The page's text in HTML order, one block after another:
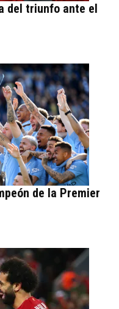
del triunfo ante el
de la Premier